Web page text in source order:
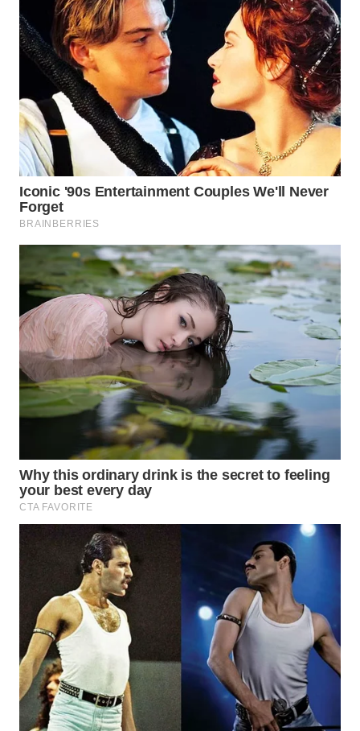
BEKASI
WN
BOGOR
WN
DEPOK
WN
TAPANULI
UTARA
WN
SAMOSIR
WN
PADANG
LAWAS
WN
SUMEDANG
CIANJUR
WN
TANGERANG
WN
BINJAI
WN
CIREBON